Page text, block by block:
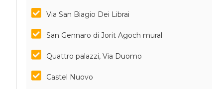
Via San Biagio Dei Librai
San Gennaro di Jorit Agoch mural
Quattro palazzi, Via Duomo
Castel Nuovo